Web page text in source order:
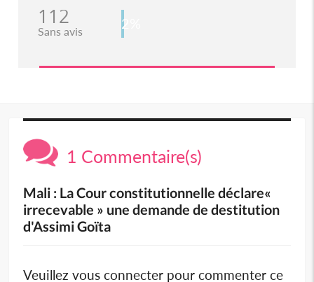
112
Sans avis 2%
1 Commentaire(s)
Mali : La Cour constitutionnelle déclare«
irrecevable » une demande de destitution
d'Assimi Goïta
Veuillez vous connecter pour commenter ce